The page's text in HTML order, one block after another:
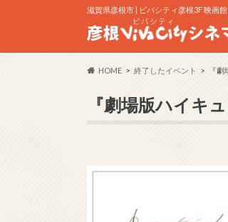
滋賀県彦根市 | ビバシティ彦根3F 映画館
HOME 終了したイベント 『
『劇場版ハイキ